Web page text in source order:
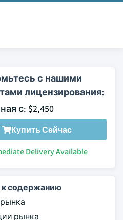
с нашими
лицензирования:
с: $2,450
Купить Сейчас
Delivery Available
содержанию
рынка